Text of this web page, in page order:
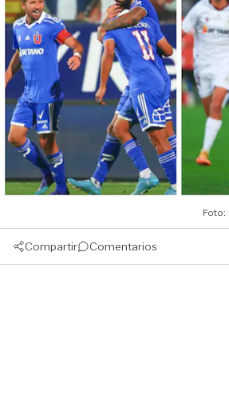
Foto:
Compartir Comentarios